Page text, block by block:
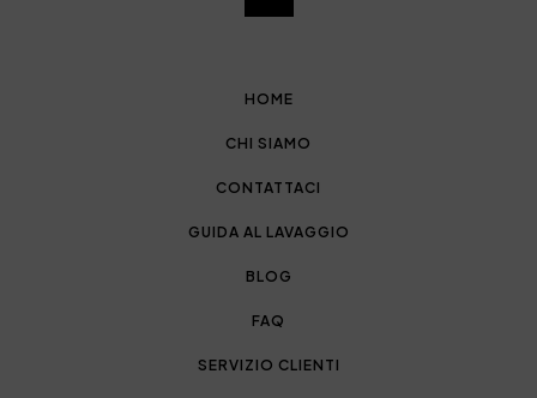
HOME
CHI SIAMO
CONTATTACI
GUIDA AL LAVAGGIO
BLOG
FAQ
SERVIZIO CLIENTI